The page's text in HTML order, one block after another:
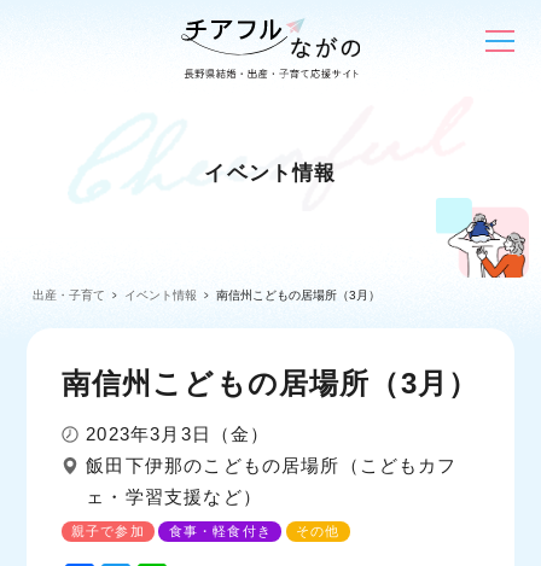
イベント情報
出産・子育て イベント情報 南信州こどもの居場所（3月）
南信州こどもの居場所（3月）
2023年3月3日（金）
飯田下伊那のこどもの居場所（こどもカフ
ェ・学習支援など）
親子で参加 食事・軽食付き その他